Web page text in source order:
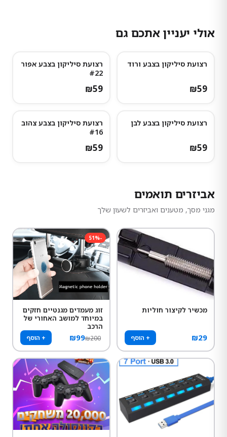
אולי יעניין אתכם גם
רצועת סיליקון בצבע ורוד
₪59
רצועת סיליקון בצבע אפור
#22
₪59
רצועת סיליקון בצבע לבן
₪59
רצועת סיליקון בצבע צהוב
#16
₪59
אביזרים תואמים
מגני מסך, מטענים ואביזרים לשעון שלך
מכשיר לקיצור חוליות
₪29 + הוסף
-
51%
זוג מעמדים מגנטיים חזקים
במיוחד למושב האחורי של
הרכב
₪99₪200 + הוסף